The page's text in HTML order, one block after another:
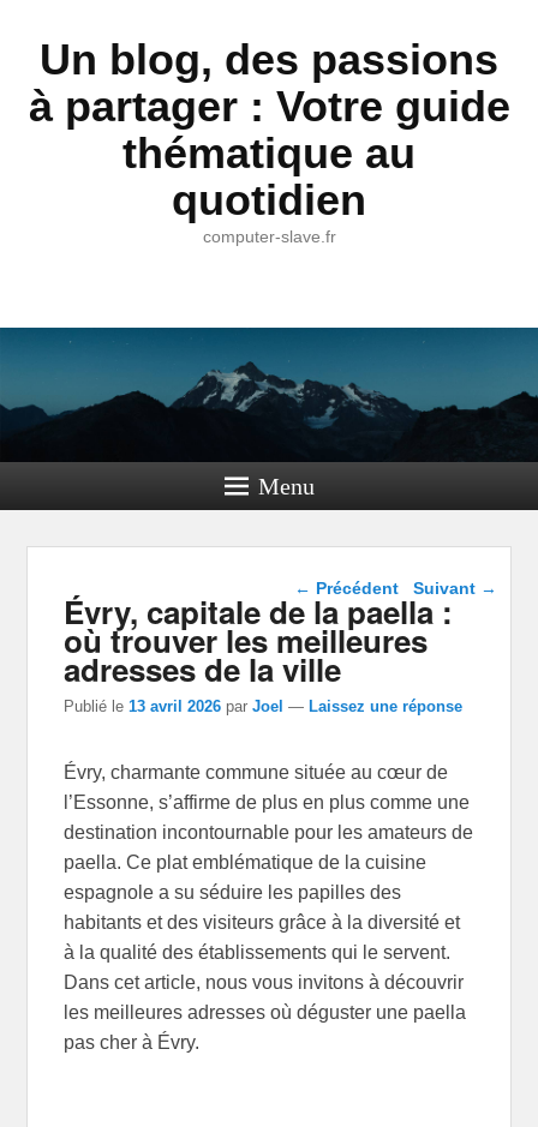
Un blog, des passions
à partager : Votre guide
thématique au
quotidien
computer-slave.fr
Menu
Navigation dans les
articles
← Précédent Suivant →
Évry, capitale de la paella :
où trouver les meilleures
adresses de la ville
Publié le13 avril 2026 parJoel —Laissez une réponse
Évry, charmante commune située au cœur de
l’Essonne, s’affirme de plus en plus comme une
destination incontournable pour les amateurs de
paella. Ce plat emblématique de la cuisine
espagnole a su séduire les papilles des
habitants et des visiteurs grâce à la diversité et
à la qualité des établissements qui le servent.
Dans cet article, nous vous invitons à découvrir
les meilleures adresses où déguster une paella
pas cher à Évry.